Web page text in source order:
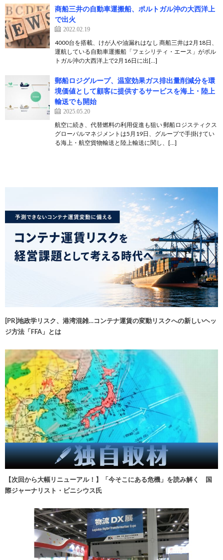
商船三井の自動車運搬船、ポルトガル沖の大西洋上
で出火
2022.02.19
4000台を搭載、けが人や油漏れはなし 商船三井は2月18日、
運航している自動車運搬船「フェシリティ・エース」がポル
トガル沖の大西洋上で2月16日に出[…]
郵船ロジグループ、温室効果ガス排出量削減分を環
境価値として顧客に提供するサービスを海上・陸上
輸送でも開始
2025.05.20
航空に続き、代替燃料の利用促進も狙い 郵船ロジスティクス
グローバルマネジメントは5月19日、グループで手掛けてい
る海上・航空貨物輸送と陸上輸送に関し、[…]
[PR]地政学リスク、港湾混雑…コンテナ運賃の変動リスクへの新しいヘッ
ジ方法「FFA」とは
【次回から大幅リニューアル！】「今そこにある危機」を読み解く 国
際ジャーナリスト・ビニシウス氏